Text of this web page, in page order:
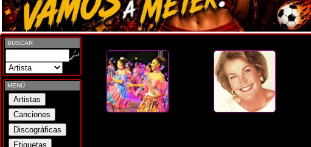
BUSCAR
MENÚ